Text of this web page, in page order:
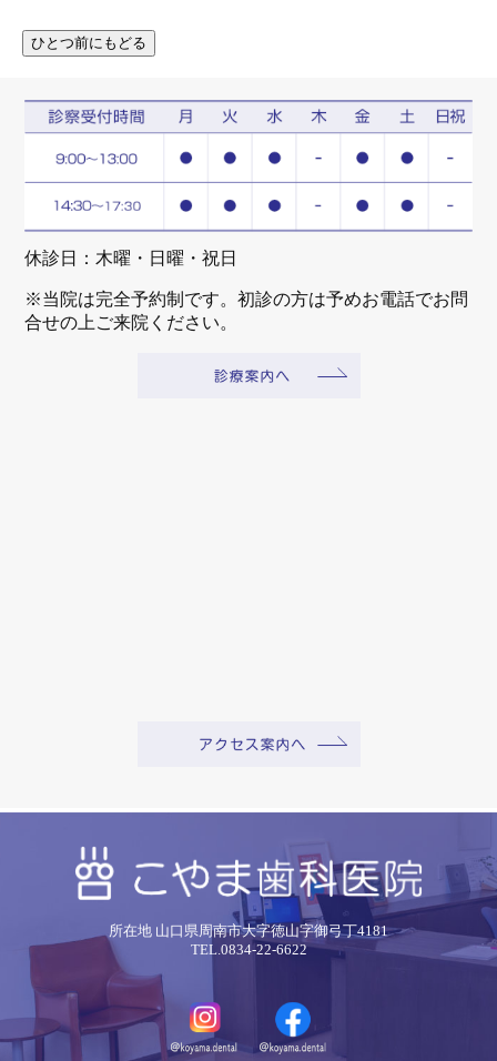
休診日：木曜・日曜・祝日
※当院は完全予約制です。初診の方は予めお電話でお問
合せの上ご来院ください。
所在地 山口県周南市大字徳山字御弓丁4181
TEL.0834-22-6622